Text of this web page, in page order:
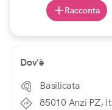
Racconta
Dov'è
Basilicata
85010 Anzi PZ,